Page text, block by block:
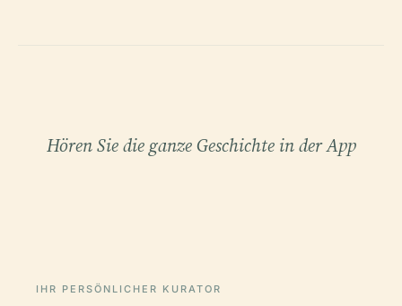
Hören Sie die ganze Geschichte in der App
IHR PERSÖNLICHER KURATOR